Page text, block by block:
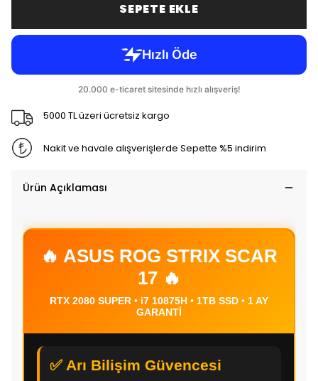
SEPETE EKLE
5000 TL üzeri ücretsiz kargo
Nakit ve havale alışverişlerde Sepette %5 indirim
Ürün Açıklaması
🔥 ASUS ROG STRIX SCAR
17 🔥
RTX 2080 SUPER • i7 10875H • 1TB SSD • 1 AY
GARANTİ
✅ Arı Bilişim Güvencesi